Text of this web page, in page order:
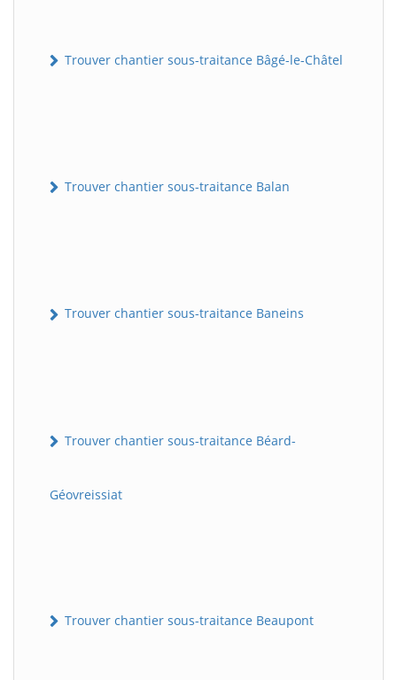
Trouver chantier sous-traitance Bâgé-le-Châtel
Trouver chantier sous-traitance Balan
Trouver chantier sous-traitance Baneins
Trouver chantier sous-traitance Béard-
Géovreissiat
Trouver chantier sous-traitance Beaupont